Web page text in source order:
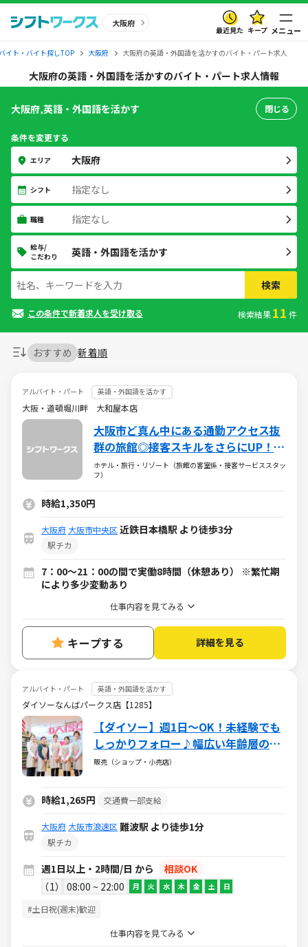
大阪府
最近見た キープ メニュー
イト・バイト探しTOP 大阪府 大阪府の英語・外国語を活かすのバイト・パート求人
大阪府の英語・外国語を活かすのバイト・パート求人情報
おすすめ 新着順
アルバイト・パート 英語・外国語を活かす
大阪・道頓堀川畔 大和屋本店
大阪市ど真ん中にある通勤アクセス抜
群の旅館◎接客スキルをさらにUP！外
国語スキル活かせます★
ホテル・旅行・リゾート（旅館の客室係・接客サービススタッ
フ）
時給1,350円
大阪府 大阪市中央区 近鉄日本橋駅 より徒歩3分
駅チカ
7：00～21：00の間で実働8時間（休憩あり） ※繁忙期
により多少変動あり
仕事内容を見てみる
キープする 詳細を見る
アルバイト・パート 英語・外国語を活かす
ダイソーなんばパークス店【1285】
【ダイソー】週1日～OK！未経験でも
しっかりフォロー♪幅広い年齢層の方
が活躍中！
販売（ショップ・小売店）
時給1,265円 交通費一部支給
大阪府 大阪市浪速区 難波駅 より徒歩1分
駅チカ
週1日以上・2時間/日 から
相談OK
1
08:00 ~ 22:00 月 火 水 木 金 土 日
#土日祝(週末)歓迎
仕事内容を見てみる
大阪府,英語・外国語を活かす 閉じる
条件を変更する
エリア 大阪府
シフト 指定なし
職種 指定なし
給与/
こだわり
英語・外国語を活かす
検索
この条件で新着求人を受け取る 検索結果11 件